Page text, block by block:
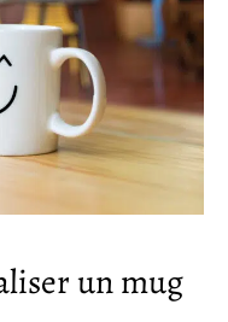
un mug